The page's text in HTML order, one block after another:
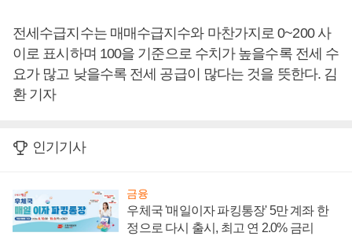
전세수급지수는 매매수급지수와 마찬가지로 0~200 사
이로 표시하며 100을 기준으로 수치가 높을수록 전세 수
요가 많고 낮을수록 전세 공급이 많다는 것을 뜻한다. 김
환 기자
인기기사
금융
우체국 '매일이자 파킹통장' 5만 계좌 한
정으로 다시 출시, 최고 연 2.0% 금리